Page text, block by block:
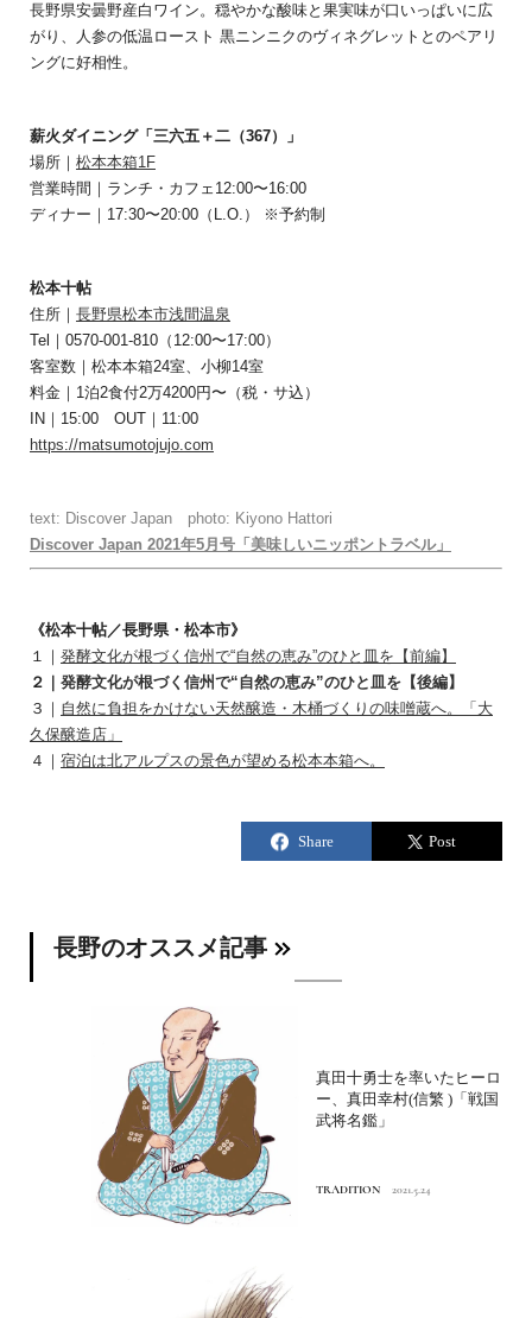
長野県安曇野産白ワイン。穏やかな酸味と果実味が口いっぱいに広
がり、人参の低温ロースト 黒ニンニクのヴィネグレットとのペアリ
ングに好相性。
薪火ダイニング「三六五＋二（367）」
場所｜ 松本本箱1F
営業時間｜ランチ・カフェ12:00〜16:00
ディナー｜17:30〜20:00（L.O.） ※予約制
松本十帖
住所｜ 長野県松本市浅間温泉
Tel｜0570-001-810（12:00〜17:00）
客室数｜松本本箱24室、小柳14室
料金｜1泊2食付2万4200円〜（税・サ込）
IN｜15:00 OUT｜11:00
https://matsumotojujo.com
text: Discover Japan photo: Kiyono Hattori
Discover Japan 2021年5月号「美味しいニッポントラベル」
《松本十帖／長野県・松本市》
１｜ 発酵文化が根づく信州で“自然の恵み”のひと皿を【前編】
２｜ 発酵文化が根づく信州で“自然の恵み”のひと皿を【後編】
３｜ 自然に負担をかけない天然醸造・木桶づくりの味噌蔵へ。「大
久保醸造店」
４｜ 宿泊は北アルプスの景色が望める松本本箱へ。
長野のオススメ記事
真田十勇士を率いたヒーロ
ー、真田幸村(信繁 )「戦国
武将名鑑」
TRADITION 2021.5.24